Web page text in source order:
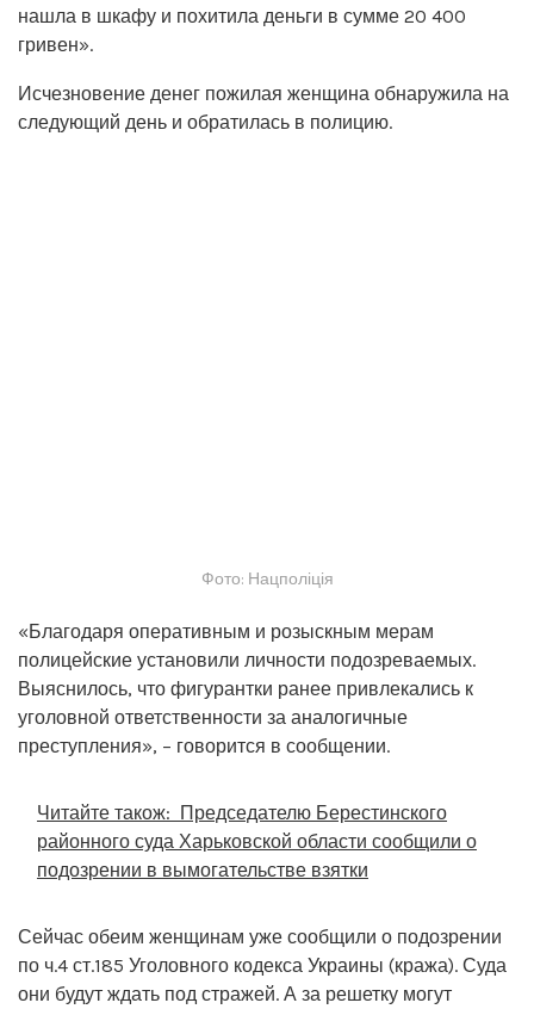
нашла в шкафу и похитила деньги в сумме 20 400
гривен».
Исчезновение денег пожилая женщина обнаружила на
следующий день и обратилась в полицию.
Фото: Нацполіція
«Благодаря оперативным и розыскным мерам
полицейские установили личности подозреваемых.
Выяснилось, что фигурантки ранее привлекались к
уголовной ответственности за аналогичные
преступления», – говорится в сообщении.
Читайте також: Председателю Берестинского
районного суда Харьковской области сообщили о
подозрении в вымогательстве взятки
Сейчас обеим женщинам уже сообщили о подозрении
по ч.4 ст.185 Уголовного кодекса Украины (кража). Суда
они будут ждать под стражей. А за решетку могут